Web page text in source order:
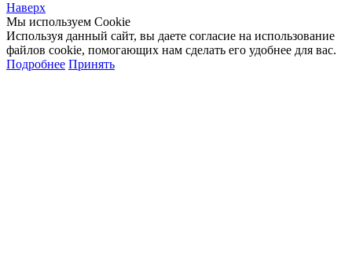
Наверх
Мы используем Cookie
Используя данный сайт, вы даете согласие на использование
файлов cookie, помогающих нам сделать его удобнее для вас.
Подробнее Принять